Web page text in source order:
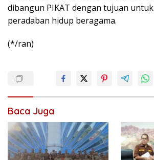
dibangun PIKAT dengan tujuan
peradaban hidup beragama.
(*/ran)
Baca Juga